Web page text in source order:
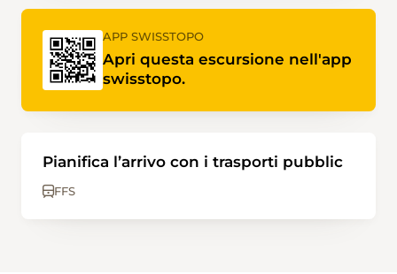
APP SWISSTOPO
Apri questa escursione nell'app
swisstopo.
Pianifica l’arrivo con i trasporti pubblic
FFS